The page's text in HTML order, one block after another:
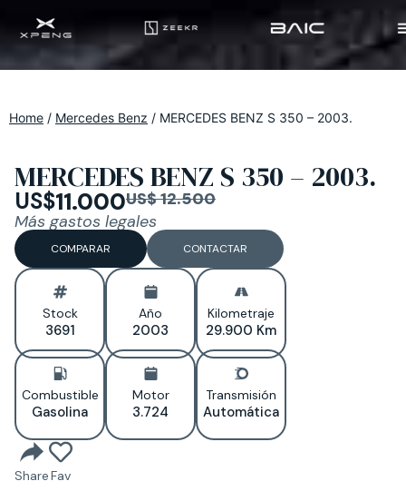
Home / Mercedes Benz / MERCEDES BENZ S 350 – 2003.
MERCEDES BENZ S 350 – 2003.
US$11.000US$ 12.500
Más gastos legales
COMPARAR CONTACTAR
Stock
3691
Año
2003
Kilometraje
29.900 Km
Combustible
Gasolina
Motor
3.724
Transmisión
Automática
ShareFav